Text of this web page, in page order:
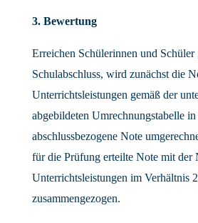
3. Bewertung
Erreichen Schülerinnen und Schüler
Schulabschluss, wird zunächst die
Unterrichtsleistungen gemäß der
abgebildeten Umrechnungstabelle in
abschlussbezogene Note
für die Prüfung erteilte Note mit der
Unterrichtsleistungen im Verhältnis
zusammengezogen.